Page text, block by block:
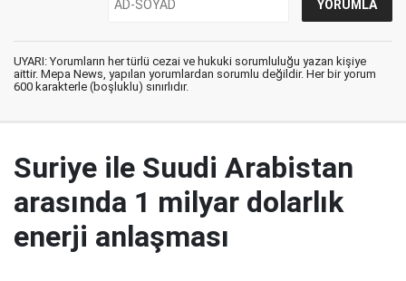
UYARI: Yorumların her türlü cezai ve hukuki sorumluluğu yazan kişiye
aittir. Mepa News, yapılan yorumlardan sorumlu değildir. Her bir yorum
600 karakterle (boşluklu) sınırlıdır.
Suriye ile Suudi Arabistan
arasında 1 milyar dolarlık
enerji anlaşması